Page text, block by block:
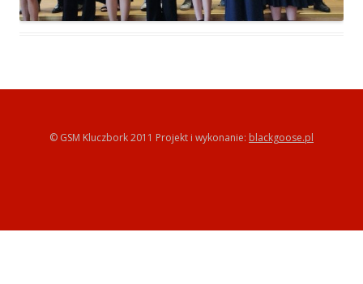
© GSM Kluczbork 2011 Projekt i wykonanie: blackgoose.pl